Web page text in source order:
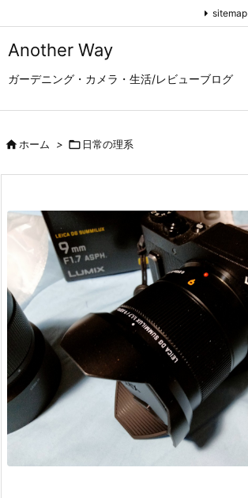
Another Way
ガーデニング・カメラ・生活/レビューブログ
sitemap
ホーム >  日常の理系